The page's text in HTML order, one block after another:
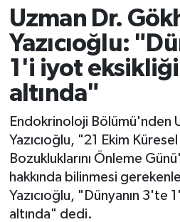
Uzman Dr.
Yazıcıoğlu:
1'i iyot
altında"
Endokrinoloji Bölümü'nden
Yazıcıoğlu, "21 Ekim
Bozukluklarını Önleme
hakkında bilinmesi
Yazıcıoğlu, "Dünyanın 3'te
altında" dedi.
Son Dakika Haberleri
Haber Arşivi